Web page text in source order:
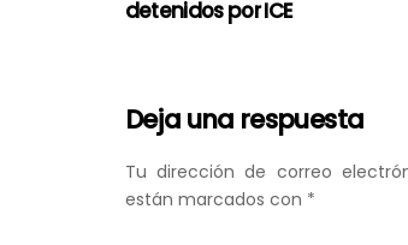
detenidos por ICE
Deja una respuesta
Tu dirección de correo
están marcados con *